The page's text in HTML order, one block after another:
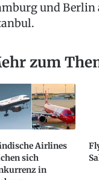
und
zum
Airlines
sich
in